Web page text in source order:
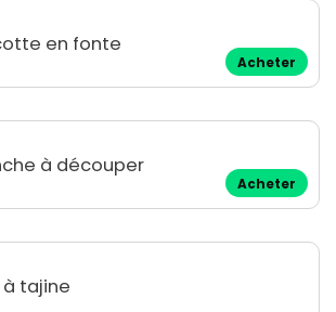
en fonte
Acheter
à découper
Acheter
à tajine